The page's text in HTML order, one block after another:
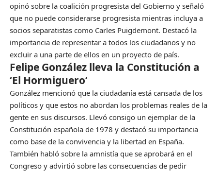
opinó sobre la coalición progresista del Gobierno y señaló
que no puede considerarse progresista mientras incluya a
socios separatistas como Carles Puigdemont. Destacó la
importancia de representar a todos los ciudadanos y no
excluir a una parte de ellos en un proyecto de país.
Felipe González lleva la Constitución a
‘El Hormiguero’
González mencionó que la ciudadanía está cansada de los
políticos y que estos no abordan los problemas reales de la
gente en sus discursos. Llevó consigo un ejemplar de la
Constitución española de 1978 y destacó su importancia
como base de la convivencia y la libertad en España.
También habló sobre la amnistía que se aprobará en el
Congreso y advirtió sobre las consecuencias de pedir